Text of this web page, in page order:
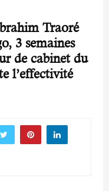
Traoré
3 semaines
de cabinet du
l’effectivité